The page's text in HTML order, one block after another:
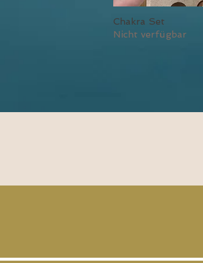
Schnellansicht
Chakra Set
Nicht verfügbar